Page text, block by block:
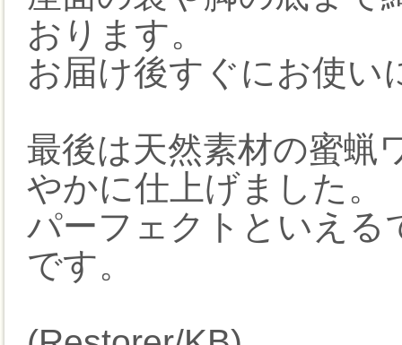
おります。
お届け後すぐにお使い
最後は天然素材の蜜蝋
やかに仕上げました。
パーフェクトといえる
です。